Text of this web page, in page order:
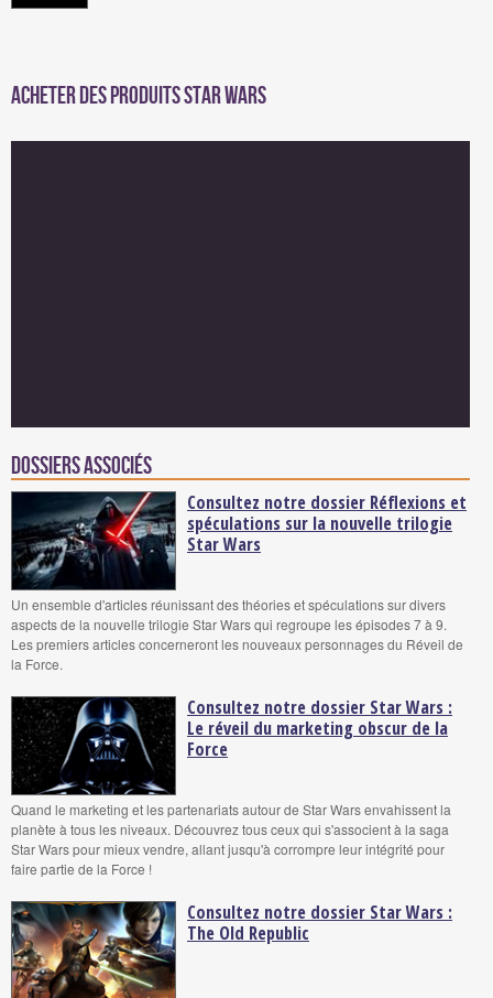
Acheter des produits Star Wars
Dossiers associés
Consultez notre dossier Réflexions et
spéculations sur la nouvelle trilogie
Star Wars
Un ensemble d'articles réunissant des théories et spéculations sur divers
aspects de la nouvelle trilogie Star Wars qui regroupe les épisodes 7 à 9.
Les premiers articles concerneront les nouveaux personnages du Réveil de
la Force.
Consultez notre dossier Star Wars :
Le réveil du marketing obscur de la
Force
Quand le marketing et les partenariats autour de Star Wars envahissent la
planète à tous les niveaux. Découvrez tous ceux qui s'associent à la saga
Star Wars pour mieux vendre, allant jusqu'à corrompre leur intégrité pour
faire partie de la Force !
Consultez notre dossier Star Wars :
The Old Republic